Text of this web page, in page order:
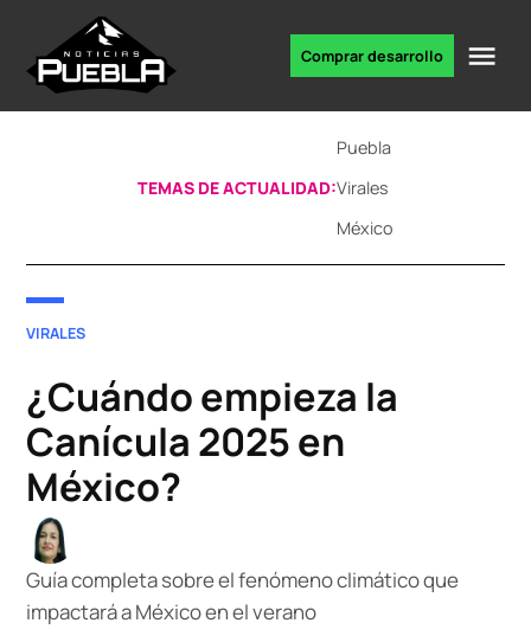
content
Comprar desarrollo
TEMAS DE ACTUALIDAD:
Puebla
Virales
México
POSTED
VIRALES
¿Cuándo empieza la
Canícula 2025 en
México?
Guía completa sobre el fenómeno climático que
impactará a México en el verano